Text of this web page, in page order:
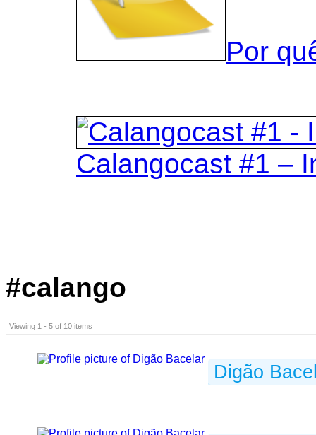
Por
Calangocast #1 –
#calango
Viewing 1 - 5 of 10 items
Digão